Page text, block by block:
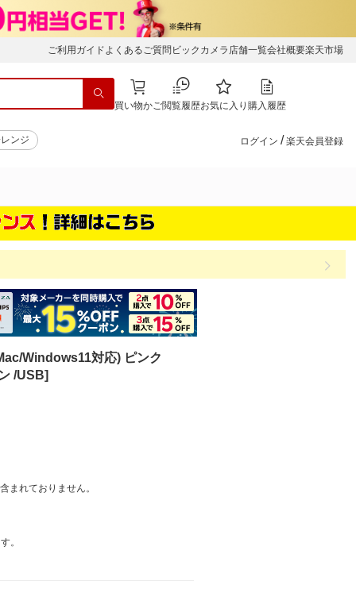
ご利用ガイド よくあるご質問 ビックカメラ店舗一覧会社概要楽天市場
買い物かご閲覧履歴お気に入り 購入履歴
ンジ ログイン / 楽天会員登録
Windows11対応) ピンク
/USB]
まれておりません。
。